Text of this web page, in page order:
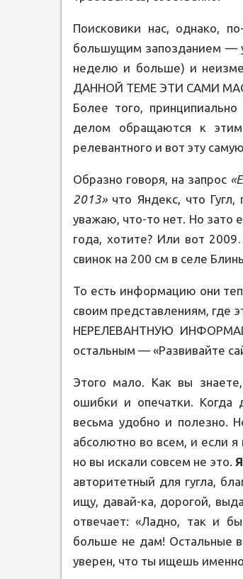
Поисковики нас, однако,
большущим запозданием —
неделю и больше) и
ДАННОЙ ТЕМЕ ЭТИ САМИ
Более того,
делом обращаются к
релевантного и вот эту
Образно говоря, на запрос
2013»что Яндекс, что
уважаю, что-то нет. Но зато
года, хотите? Или вот
свинок на 200 см в селе
То есть информацию они
своим представлениям, где
НЕРЕЛЕВАНТНУЮ
остальным — «Развивайте
Этого мало. Как вы
ошибки и опечатки. Когда
весьма удобно и полезно.
абсолютно во всем, и если я
но вы искали совсем не это. Я
авторитетный для гугла,
ищу, давай-ка, дорогой,
отвечает: «Ладно, так и
больше не дам! Остальные
уверен, что ты ищешь именно